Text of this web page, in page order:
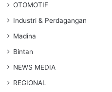
OTOMOTIF
Industri & Perdagangan
Madina
Bintan
NEWS MEDIA
REGIONAL